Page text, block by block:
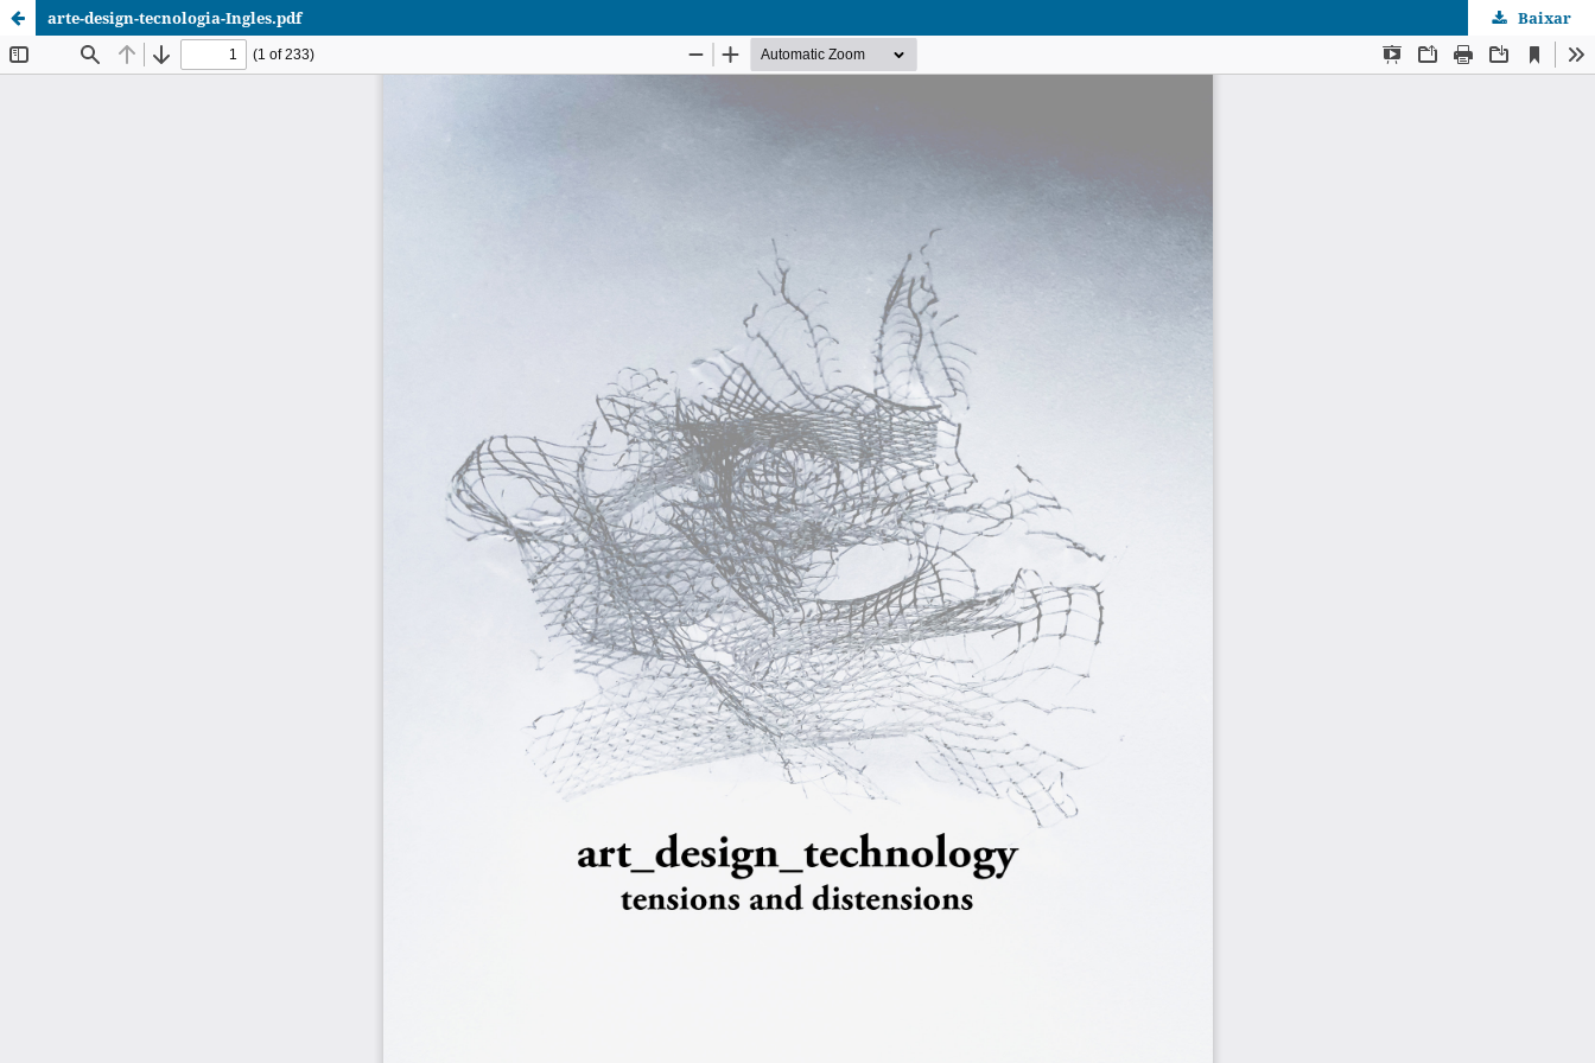
arte-design-tecnologia-Ingles.pdf Baixar